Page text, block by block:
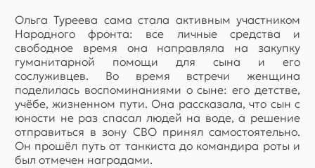
Ольга Туреева сама стала активным участником
Народного фронта: все личные средства и
свободное время она направляла на закупку
гуманитарной помощи для сына и его
сослуживцев. Во время встречи женщина
поделилась воспоминаниями о сыне: его детстве,
учёбе, жизненном пути. Она рассказала, что сын с
юности не раз спасал людей на воде, а решение
отправиться в зону СВО принял самостоятельно.
Он прошёл путь от танкиста до командира роты и
был отмечен наградами.